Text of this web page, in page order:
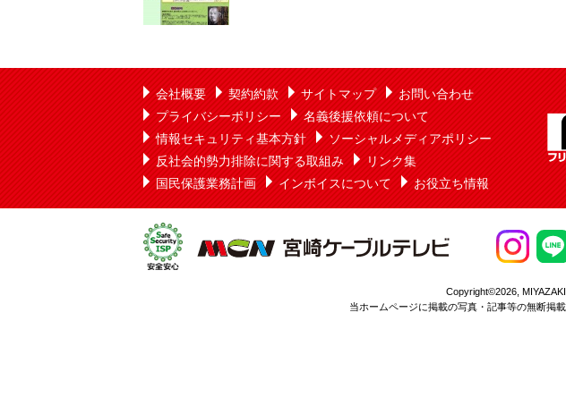
会社概要 契約約款 サイトマップ
お問い合わせ
プライバシーポリシー
名義後援依頼について
情報セキュリティ基本方針
ソーシャルメディアポリシー
反社会的勢力排除に関する取組み
リンク集
国民保護業務計画
インボイスについて お役立ち情報
Copyright©2026,
当ホームページに掲載の写真・記事等の無断掲